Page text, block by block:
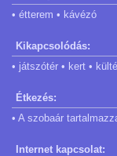
• étterem • kávézó
Kikapcsolódás:
• játszótér • kert •
Étkezés:
• A szobaár
Internet kapcsolat: